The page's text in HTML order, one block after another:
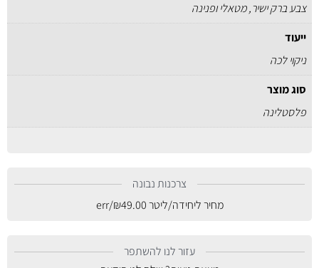
צבע ברק ישיר, מטאלי ופנינה
ייעוד
ניקוי לכה
סוג מוצר
פלסטלינה
צרכנות נבונה
מחיר ליחידה/ליטר
₪49.00
/err
עזור לנו להשתפר